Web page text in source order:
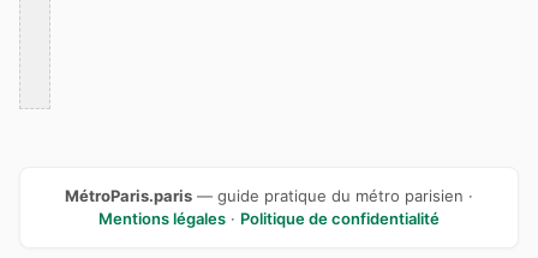
MétroParis.paris — guide pratique du métro parisien ·
Mentions légales · Politique de confidentialité